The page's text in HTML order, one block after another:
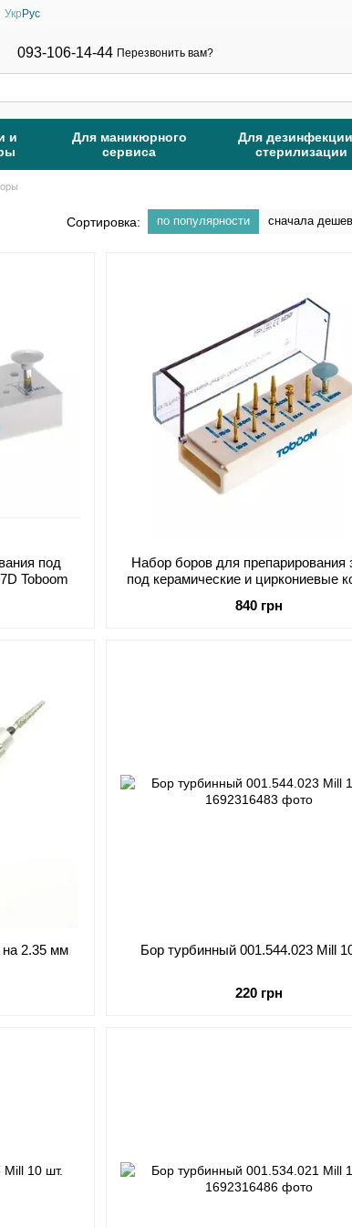
Укр Рус
093-106-14-44 Перезвонить вам?
и
Для маникюрного
сервиса
Для
стерилизации
Сортировка: по популярности сначала
под
Toboom
Набор боров для препарирования
под керамические и циркониевые
840 грн
на 2.35 мм
Бор турбинный 001.544.023 Mill
220 грн